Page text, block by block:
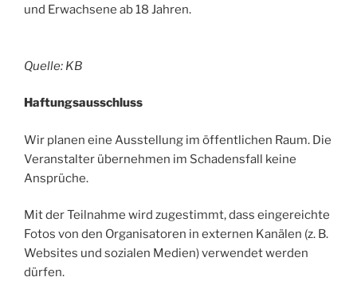
und Erwachsene ab 18 Jahren.
Quelle: KB
Haftungsausschluss
Wir planen eine Ausstellung im öffentlichen Raum. Die
Veranstalter übernehmen im Schadensfall keine
Ansprüche.
Mit der Teilnahme wird zugestimmt, dass eingereichte
Fotos von den Organisatoren in externen Kanälen (z. B.
Websites und sozialen Medien) verwendet werden
dürfen.